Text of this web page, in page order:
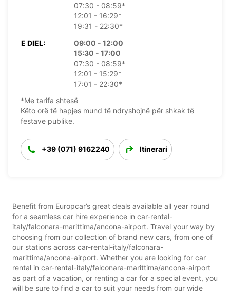
07:30 - 08:59*
12:01 - 16:29*
19:31 - 22:30*
E DIEL:
09:00 - 12:00
15:30 - 17:00
07:30 - 08:59*
12:01 - 15:29*
17:01 - 22:30*
*Me tarifa shtesë
Këto orë të hapjes mund të ndryshojnë për shkak të
festave publike.
+39 (071) 9162240 Itinerari
Benefit from Europcar’s great deals available all year round
for a seamless car hire experience in car-rental-
italy/falconara-marittima/ancona-airport. Travel your way by
choosing from our collection of brand new cars, from one of
our stations across car-rental-italy/falconara-
marittima/ancona-airport. Whether you are looking for car
rental in car-rental-italy/falconara-marittima/ancona-airport
as part of a vacation, or renting a car for a special event, you
will be sure to find a car to suit your needs from our wide